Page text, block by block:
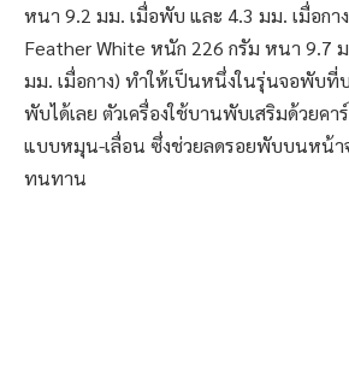
หนา 9.2 มม. เมื่อพับ และ 4.3 มม. เมื่อกา
Feather White หนัก 226 กรัม หนา 9.7
มม. เมื่อกาง) ทำให้เป็นหนึ่งในรุ่นจอพับที่
พับได้เลย ตัวเครื่องใช้บานพับเสริมด้วยค
แบบหมุน-เลื่อน ซึ่งช่วยลดรอยพับบนหน้า
ทนทาน